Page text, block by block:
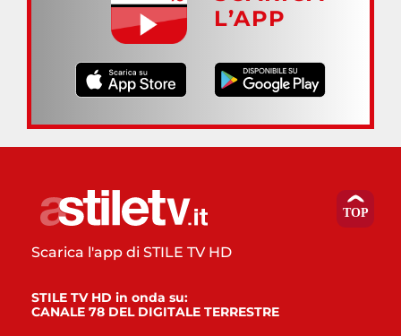
L’APP
Scarica l'app di STILE TV HD
STILE TV HD in onda su:
CANALE 78 DEL DIGITALE TERRESTRE